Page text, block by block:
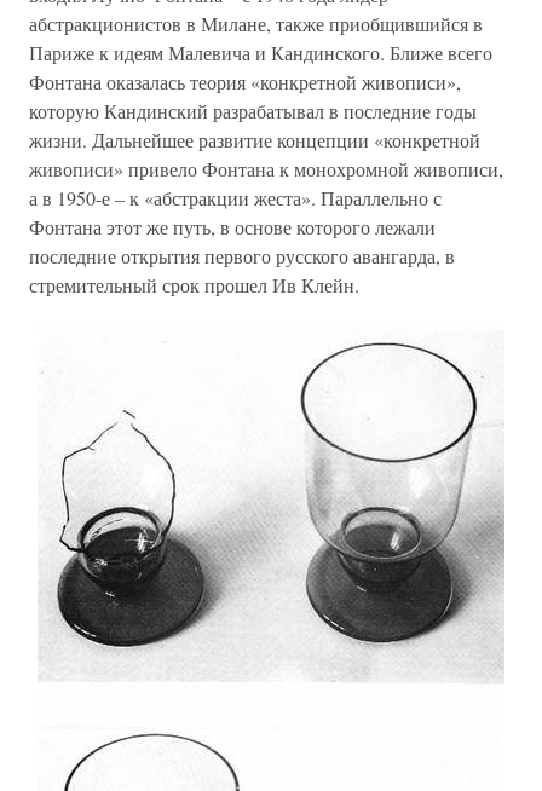
абстракционистов в Милане, также приобщившийся в
Париже к идеям Малевича и Кандинского. Ближе всего
Фонтана оказалась теория «конкретной живописи»,
которую Кандинский разрабатывал в последние годы
жизни. Дальнейшее развитие концепции «конкретной
живописи» привело Фонтана к монохромной живописи,
а в 1950-е – к «абстракции жеста». Параллельно с
Фонтана этот же путь, в основе которого лежали
последние открытия первого русского авангарда, в
стремительный срок прошел Ив Клейн.